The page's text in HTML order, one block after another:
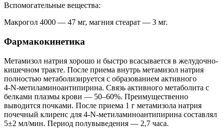
Вспомогательные вещества:
Макрогол 4000 — 47 мг, магния стеарат — 3 мг.
Фармакокинетика
Метамизол натрия хорошо и быстро всасывается в желудочно-
кишечном тракте. После приема внутрь метамизол натрия
полностью метаболизируется с образованием активного
4‑N‑метиламиноантипирина. Связь активного метаболита с
белками плазмы крови — 50–60%. Преимущественно
выводится почками. После приема 1 г метамизола натрия
почечный клиренс для 4-N-метиламиноантипирина составлял
5±2 мл/мин. Период полувыведения — 2,7 часа.